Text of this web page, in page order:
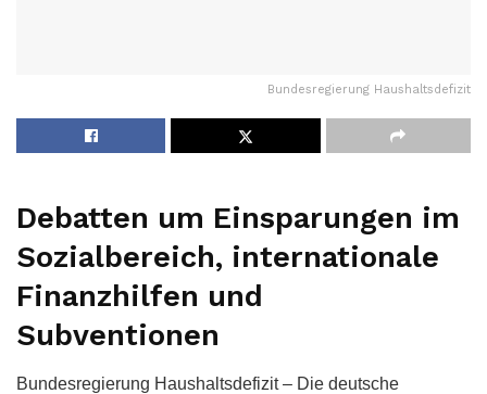
Bundesregierung Haushaltsdefizit
Debatten um Einsparungen im
Sozialbereich, internationale
Finanzhilfen und
Subventionen
Bundesregierung Haushaltsdefizit – Die deutsche